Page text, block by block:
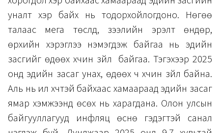
уналт хэр байх нь тодорхойлогдоно. Нөгөө
талаас мега төслүүд, зээлийн эрэлт өндөр,
өрхийн хэрэглээ нэмэгдэж байгаа нь эдийн
засгийг өдөөх хүчин зүйл байгаа. Тэгэхээр 2025
онд эдийн засаг унах, өдөөх ч хүчин зүйл байна.
Аль нь илүү хүчтэй байхаас хамаараад эдийн засаг
ямар хэмжээнд өсөх нь харагдана. Олон улсын
байгууллагууд инфляц өснө гэдэгтэй санал